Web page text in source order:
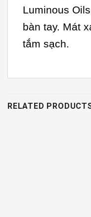
Luminous
bàn tay. Mát
tắm sạch.
RELATED